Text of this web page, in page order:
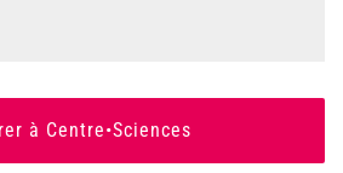
à Centre•Sciences